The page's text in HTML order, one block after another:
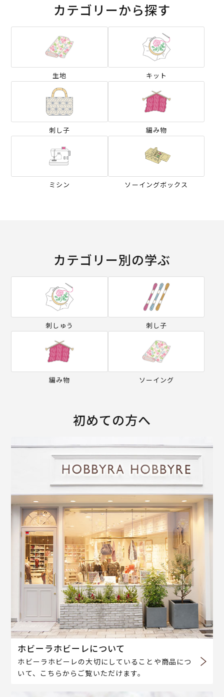
カテゴリーから探す
生地 キット
刺し子 編み物
ミシン ソーイングボックス
カテゴリー別の学ぶ
刺しゅう 刺し子
編み物 ソーイング
初めての方へ
ホビーラホビーレについて
ホビーラホビーレの大切にしていることや商品につ
いて、こちらからご覧いただけます。